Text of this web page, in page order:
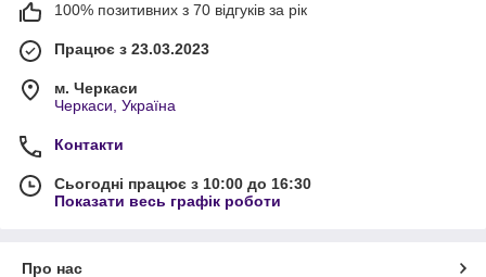
100% позитивних з 70 відгуків за рік
Працює з 23.03.2023
м. Черкаси
Черкаси, Україна
Контакти
Сьогодні працює з 10:00 до 16:30
Показати весь графік роботи
Про нас